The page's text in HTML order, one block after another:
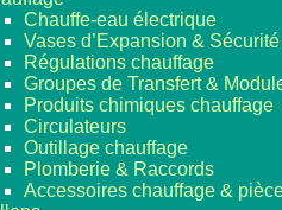
Chauffe-eau électrique
Vases d’Expansion & Sécurité
Régulations chauffage
Groupes de Transfert &
Produits chimiques chauffage
Circulateurs
Outillage chauffage
Plomberie & Raccords
Accessoires chauffage &